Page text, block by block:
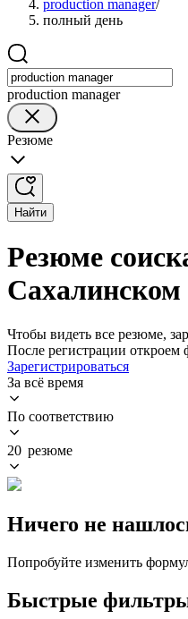
production manager/
полный день
production manager
Резюме
Найти
Резюме
Сахалинском
Чтобы видеть все резюме,
После регистрации откроем
Зарегистрироваться
За всё время
По соответствию
20 резюме
Ничего не
Попробуйте изменить
Быстрые